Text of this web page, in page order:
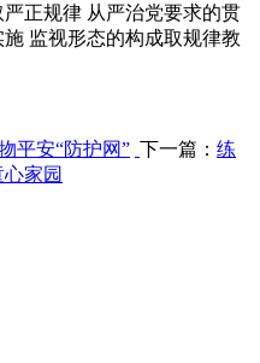
正规律 从严治党要求的贯
监视形态的构成取规律教
平安“防护网” 下一篇： 练
家园